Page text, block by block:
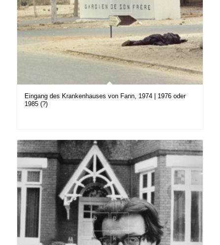
Eingang des Krankenhauses von Fann, 1974 | 1976 oder
1985 (?)